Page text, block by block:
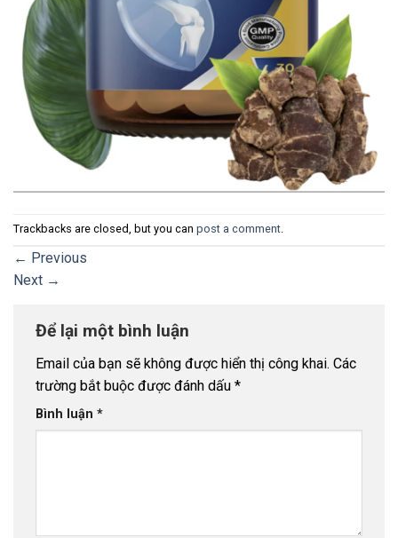
Trackbacks are closed, but you can post a comment.
← Previous
Next →
Để lại một bình luận
Email của bạn sẽ không được hiển thị công khai. Các
trường bắt buộc được đánh dấu *
Bình luận *